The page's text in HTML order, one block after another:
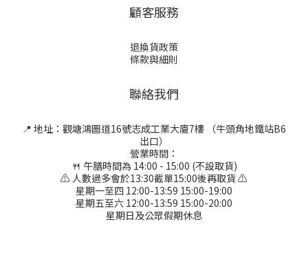
顧客服務
退換貨政策
條款與細則
聯絡我們
📍 地址：觀塘鴻圖道16號志成工業大廈7樓 （牛頭角地鐵站B6
出口）
營業時間：
🍴 午膳時間為 14:00 - 15:00 (不設取貨)
⚠ 人數過多會於13:30截單15:00後再取貨 ⚠
星期一至四 12:00-13:59 15:00-19:00
星期五至六 12:00-13:59 15:00-20:00
星期日及公眾假期休息